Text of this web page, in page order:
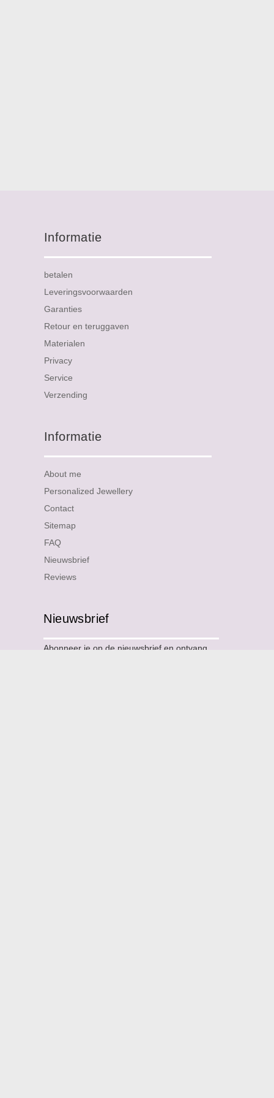
Informatie
betalen
Leveringsvoorwaarden
Garanties
Retour en teruggaven
Materialen
Privacy
Service
Verzending
Informatie
About me
Personalized Jewellery
Contact
Sitemap
FAQ
Nieuwsbrief
Reviews
Nieuwsbrief
Abonneer je op de nieuwsbrief en ontvang